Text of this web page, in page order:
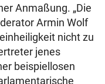
Anmaßung. „Die
Armin Wolf
nicht zu
jenes
beispiellosen